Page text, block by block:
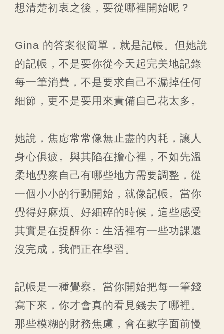
想清楚初衷之後，要從哪裡開始呢？
Gina 的答案很簡單，就是記帳。但她說
的記帳，不是要你從今天起完美地記錄
每一筆消費，不是要求自己不漏掉任何
細節，更不是要用來責備自己花太多。
她說，焦慮常常像無止盡的內耗，讓人
身心俱疲。與其陷在擔心裡，不如先溫
柔地覺察自己有哪些地方需要調整，從
一個小小的行動開始，就像記帳。當你
覺得好麻煩、好細碎的時候，這些感受
其實是在提醒你：生活裡有一些功課還
沒完成，我們正在學習。
記帳是一種覺察。當你開始把每一筆錢
寫下來，你才會真的看見錢去了哪裡。
那些模糊的財務焦慮，會在數字面前慢